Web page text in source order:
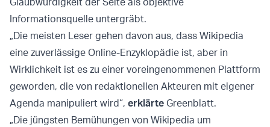
Informationsquelle untergräbt.
„Die meisten Leser gehen davon aus, dass Wikipedia
eine zuverlässige Online-Enzyklopädie ist, aber in
Wirklichkeit ist es zu einer voreingenommenen Plattform
geworden, die von redaktionellen Akteuren mit eigener
Agenda manipuliert wird“, erklärte Greenblatt.
„Die jüngsten Bemühungen von Wikipedia um